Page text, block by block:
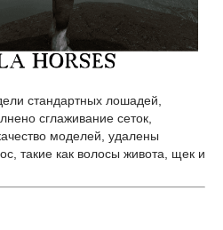
стандартных лошадей,
сглаживание сеток,
моделей, удалены
такие как волосы живота, щек и